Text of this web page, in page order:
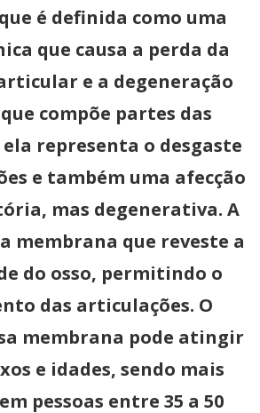
é definida como uma
que causa a perda da
e a degeneração
compõe partes das
representa o desgaste
e também uma afecção
mas degenerativa. A
membrana que reveste a
do osso, permitindo o
das articulações. O
membrana pode atingir
e idades, sendo mais
pessoas entre 35 a 50